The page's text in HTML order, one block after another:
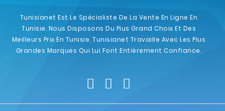
Tunisianet Est Le Spécialiste De La Vente En Ligne En
Tunisie. Nous Disposons Du Plus Grand Choix Et Des
Meilleurs Prix En Tunisie. Tunisianet Travaille Avec Les Plus
Grandes Marques Qui Lui Font Entièrement Confiance.